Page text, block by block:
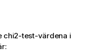
chi2-test-värdena i